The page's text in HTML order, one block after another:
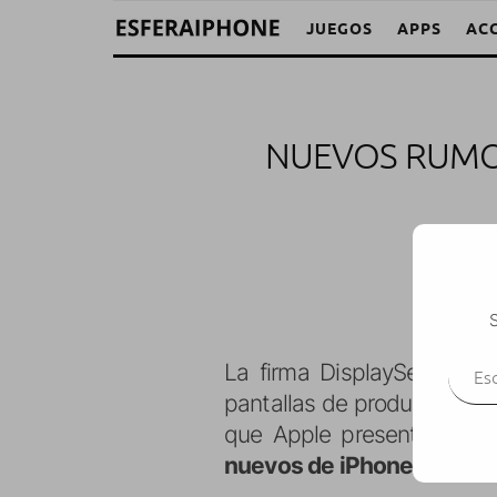
JUEGOS APPS
NUEVOS
La firma DisplaySearch,
pantallas de productos
que Apple presentaría
nuevos de iPhone y dos